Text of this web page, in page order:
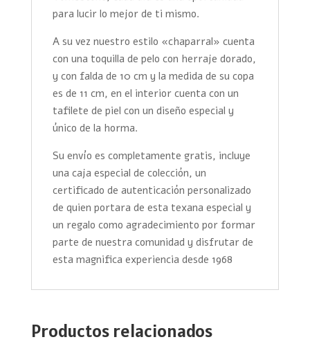
para lucir lo mejor de ti mismo.
A su vez nuestro estilo «chaparral» cuenta
con una toquilla de pelo con herraje dorado,
y con falda de 10 cm y la medida de su copa
es de 11 cm, en el interior cuenta con un
tafilete de piel con un diseño especial y
único de la horma.
Su envío es completamente gratis, incluye
una caja especial de colección, un
certificado de autenticación personalizado
de quien portara de esta texana especial y
un regalo como agradecimiento por formar
parte de nuestra comunidad y disfrutar de
esta magnifica experiencia desde 1968
Productos relacionados